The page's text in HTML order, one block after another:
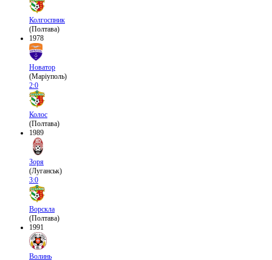
Колгоспник
(Полтава)
1978
Новатор
(Маріуполь)
2:0
Колос
(Полтава)
1989
Зоря
(Луганськ)
3:0
Ворскла
(Полтава)
1991
Волинь